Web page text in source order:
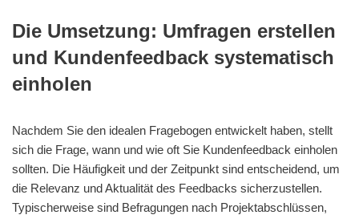
Die Umsetzung: Umfragen erstellen
und Kundenfeedback systematisch
einholen
Nachdem Sie den idealen Fragebogen entwickelt haben, stellt
sich die Frage, wann und wie oft Sie Kundenfeedback einholen
sollten. Die Häufigkeit und der Zeitpunkt sind entscheidend, um
die Relevanz und Aktualität des Feedbacks sicherzustellen.
Typischerweise sind Befragungen nach Projektabschlüssen,